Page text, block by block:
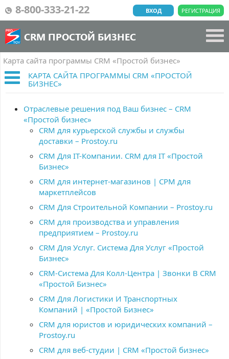
8-800-333-21-22 РЕГИСТРАЦИЯ
ВХОД
CRM ПРОСТОЙ БИЗНЕС
Карта сайта программы CRM «Простой бизнес»
КАРТА САЙТА ПРОГРАММЫ CRM «ПРОСТОЙ
БИЗНЕС»
Отраслевые решения под Ваш бизнес – CRM
«Простой бизнес»
CRM для курьерской службы и службы
доставки – Prostoy.ru
CRM Для IT-Компании. CRM для IT «Простой
Бизнес»
CRM для интернет-магазинов | СРМ для
маркетплейсов
CRM Для Строительной Компании – Prostoy.ru
CRM для производства и управления
предприятием – Prostoy.ru
CRM Для Услуг. Система Для Услуг «Простой
Бизнес»
CRM-Система Для Колл-Центра | Звонки В CRM
«Простой Бизнес»
CRM Для Логистики И Транспортных
Компаний | «Простой Бизнес»
CRM для юристов и юридических компаний –
Prostoy.ru
CRM для веб-студии | CRM «Простой бизнес»